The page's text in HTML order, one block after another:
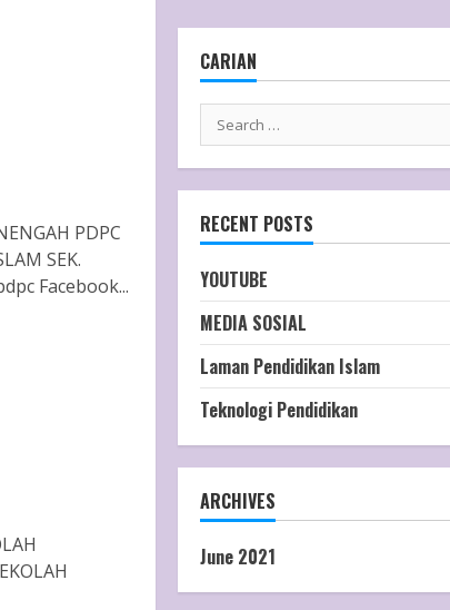
PDPC
SEK.
Facebook...
CARIAN
RECENT POSTS
YOUTUBE
MEDIA SOSIAL
Laman Pendidikan Islam
Teknologi Pendidikan
ARCHIVES
June 2021